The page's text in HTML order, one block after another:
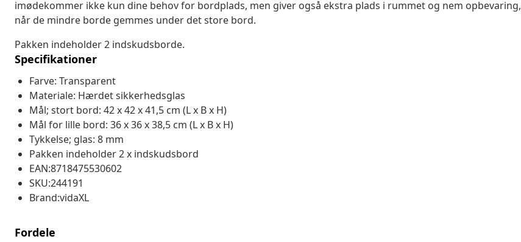
imødekommer ikke kun dine behov for bordplads, men giver også ekstra plads i rummet og nem opbevaring,
når de mindre borde gemmes under det store bord.
Pakken indeholder 2 indskudsborde.
Specifikationer
Farve: Transparent
Materiale: Hærdet sikkerhedsglas
Mål; stort bord: 42 x 42 x 41,5 cm (L x B x H)
Mål for lille bord: 36 x 36 x 38,5 cm (L x B x H)
Tykkelse; glas: 8 mm
Pakken indeholder 2 x indskudsbord
EAN:8718475530602
SKU:244191
Brand:vidaXL
Fordele